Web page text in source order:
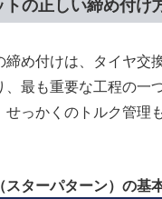
トの正しい締め付け
締め付けは、タイヤ交
、最も重要な工程の一
せっかくのトルク管理
スターパターン）の基